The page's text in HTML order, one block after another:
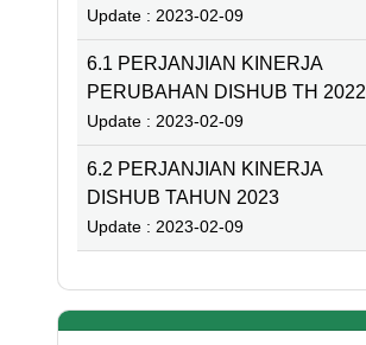
Update : 2023-02-09
6.1 PERJANJIAN KINERJA
PERUBAHAN DISHUB TH 2022
Update : 2023-02-09
6.2 PERJANJIAN KINERJA
DISHUB TAHUN 2023
Update : 2023-02-09